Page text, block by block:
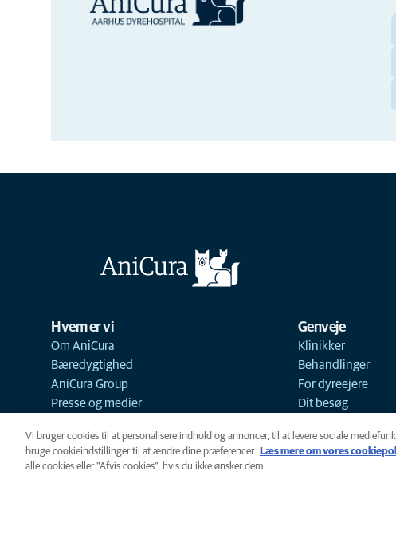
Hvem er vi
Om AniCura
Bæredygtighed
AniCura Group
Presse og medier
Genveje
Klinikker
Behandlinger
For dyreejere
Dit besøg
Vi bruger cookies til at personalisere indhold og annoncer, til at levere sociale
bruge cookieindstillinger til at ændre dine præferencer.
Læs mere om vores
alle cookies eller "Afvis cookies", hvis du ikke ønsker dem.